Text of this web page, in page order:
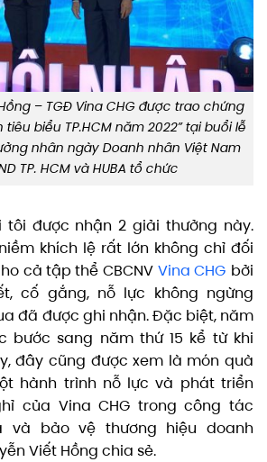
– TGĐ Vina CHG được trao chứng
biểu TP.HCM năm 2022” tại buổi lễ
nhân ngày Doanh nhân Việt Nam
TP. HCM và HUBA tổ chức
tôi được nhận 2 giải thưởng này.
khích lệ rất lớn không chỉ đối
cả tập thể CBCNV Vina CHG bởi
cố gắng, nỗ lực không ngừng
đã được ghi nhận. Đặc biệt, năm
bước sang năm thứ 15 kể từ khi
đây cũng được xem là món quà
hành trình nỗ lực và phát triển
của Vina CHG trong công tác
và bảo vệ thương hiệu doanh
Viết Hồng chia sẻ.